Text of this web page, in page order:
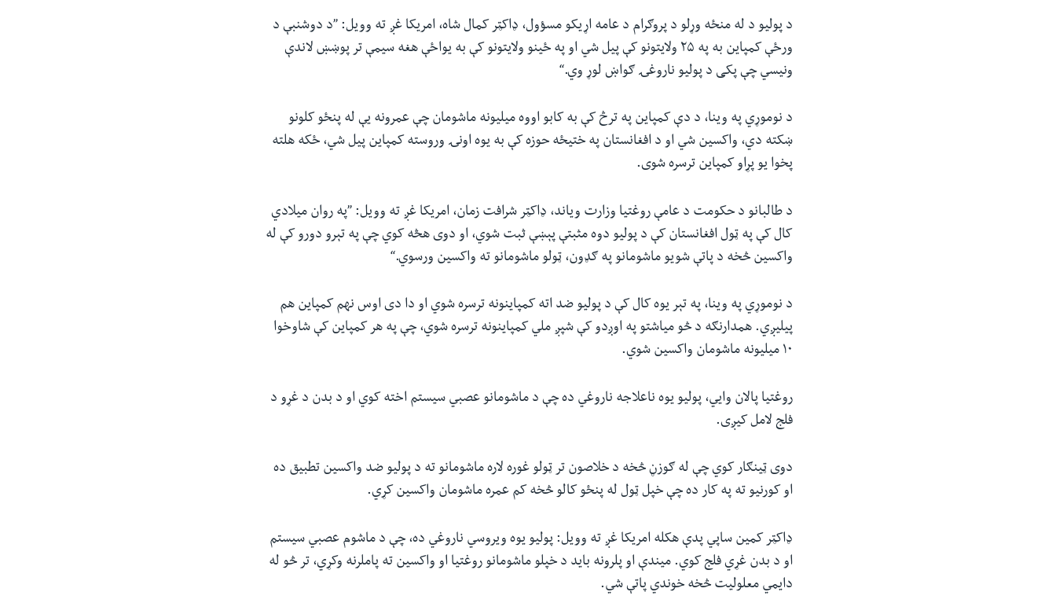
د پولیو د له منځه وړلو د پروګرام د عامه اړیکو مسؤول، ډاکټر کمال شاه، امریکا غږ ته وویل: ”د دوشنبې د
ورځې کمپاین به په ۲۵ ولایتونو کې پيل شي او په ځينو ولایتونو کې به یواځې هغه سیمې تر پوښښ لاندې
ونیسي چې پکی د پولیو ناروغۍ ګواښ لوړ وي.“
د نوموړي په وینا، د دې کمپاین په ترڅ کې به کابو اووه میلیونه ماشومان چې عمرونه یې له پنځو کلونو
ښکته دي، واکسین شي او د افغانستان په ختیځه حوزه کې به یوه اونۍ وروسته کمپاین پیل شي، ځکه هلته
پخوا یو پړاو کمپاین ترسره شوی.
د طالبانو د حکومت د عامې روغتیا وزارت ویاند، ډاکټر شرافت زمان، امریکا غږ ته وویل: ”په روان میلادي
کال کې په ټول افغانستان کې د پولیو دوه مثبتې پېښې ثبت شوي، او دوی هڅه کوي چې په تېرو دورو کې له
واکسین څخه د پاتې شویو ماشومانو په ګډون، ټولو ماشومانو ته واکسین ورسوي.“
د نوموړي په وینا، په تېر یوه کال کې د پولیو ضد اته کمپاینونه ترسره شوي او دا دی اوس نهم کمپاین هم
پيلیږي. همدارنګه د څو میاشتو په اوږدو کې شپږ ملي کمپاینونه ترسره شوي، چې په هر کمپاین کې شاوخوا
۱۰ میلیونه ماشومان واکسین شوي.
روغتیا پالان وایي، پولیو یوه ناعلاجه ناروغي ده چې د ماشومانو عصبي سیستم اخته کوي او د بدن د غړو د
فلج لامل کیږی.
دوی ټینګار کوي چې له ګوزڼ څخه د خلاصون تر ټولو غوره لاره ماشومانو ته د پولیو ضد واکسین تطبیق ده
او کورنیو ته په کار ده چې خپل ټول له پنځو کالو څخه کم عمره ماشومان واکسین کړي.
ډاکټر کمین ساپي پدې هکله امریکا غږ ته وویل: پولیو یوه ویروسي ناروغي ده، چې د ماشوم عصبي سیستم
او د بدن غړي فلج کوي. میندې او پلرونه باید د خپلو ماشومانو روغتیا او واکسین ته پاملرنه وکړي، تر څو له
دایمي معلولیت څخه خوندي پاتې شي.